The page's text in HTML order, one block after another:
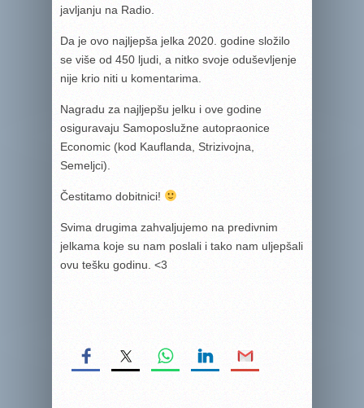
javljanju na Radio.
Da je ovo najljepša jelka 2020. godine složilo
se više od 450 ljudi, a nitko svoje oduševljenje
nije krio niti u komentarima.
Nagradu za najljepšu jelku i ove godine
osiguravaju Samoposlužne autopraonice
Economic (kod Kauflanda, Strizivojna,
Semeljci).
Čestitamo dobitnici!
Svima drugima zahvaljujemo na predivnim
jelkama koje su nam poslali i tako nam uljepšali
ovu tešku godinu. <3